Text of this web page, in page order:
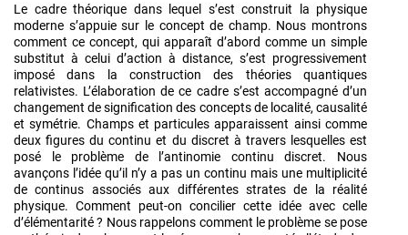
Le cadre théorique dans lequel s’est construit la physique
moderne s’appuie sur le concept de champ. Nous montrons
comment ce concept, qui apparaît d’abord comme un simple
substitut à celui d’action à distance, s’est progressivement
imposé dans la construction des théories quantiques
relativistes. L’élaboration de ce cadre s’est accompagné d’un
changement de signification des concepts de localité, causalité
et symétrie. Champs et particules apparaissent ainsi comme
deux figures du continu et du discret à travers lesquelles est
posé le problème de l’antinomie continu discret. Nous
avançons l’idée qu’il n’y a pas un continu mais une multiplicité
de continus associés aux différentes strates de la réalité
physique. Comment peut-on concilier cette idée avec celle
d’élémentarité ? Nous rappelons comment le problème se pose